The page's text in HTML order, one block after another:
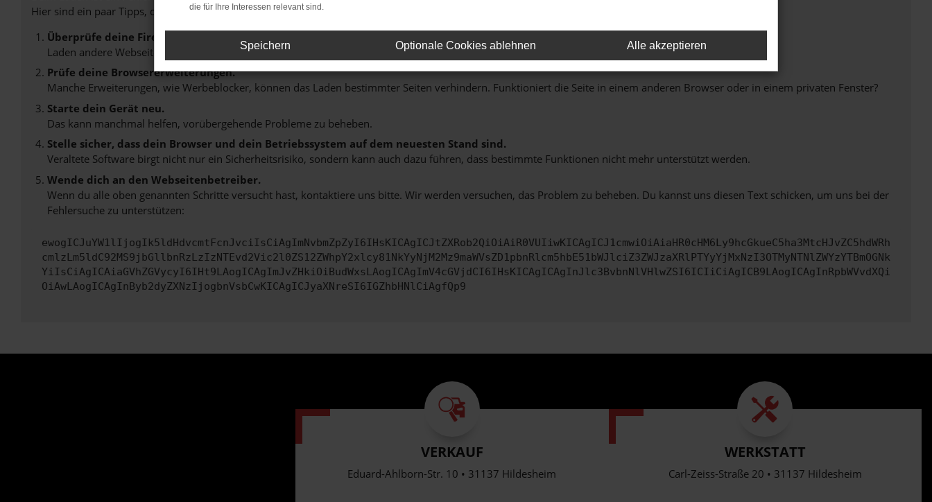
Hier sind ein paar Tipps, die dir helfen können:
Überprüfe deine Firewall und deine Internetverbindung.
Laden andere Webseiten, zum Beispiel deine Suchmaschine?
Prüfe deine Browsererweiterungen.
Manche Erweiterungen, wie Werbeblocker, können das Laden bestimmter Seiten verhindern. Funktioniert die Seite in einem anderen Browser oder in einem privaten Fenster?
Starte dein Gerät neu.
Das kann manchmal helfen, vorübergehende Probleme zu beheben.
Stelle sicher, dass dein Browser und dein Betriebssystem auf dem neuesten Stand sind.
Veraltete Software birgt nicht nur ein Sicherheitsrisiko, sondern kann auch dazu führen, dass bestimmte Funktionen nicht mehr unterstützt werden.
Wende dich an den Webseitenbetreiber.
Wenn du alle oben genannten Schritte versucht hast, kontaktiere uns bitte. Wir werden versuchen, das Problem zu beheben. Du kannst uns diesen Text schicken, um uns bei der
Fehlersuche zu unterstützen:
ewogICJuYW1lIjogIk5ldHdvcmtFcnJvciIsCiAgImNvbmZpZyI6IHsKICAgICJtZXRob2QiOiAiR0VUIiwKICAgICJ1cmwiOiAiaHR0cHM6Ly9hcGkueC5ha3MtcHJvZC5hdWRh
cmlzLm5ldC92MS9jbGllbnRzLzIzNTEvd2Vic2l0ZS12ZWhpY2xlcy81NkYyNjM2Mz9maWVsZD1pbnRlcm5hbE51bWJlciZ3ZWJzaXRlPTYyYjMxNzI3OTMyNTNlZWYzYTBmOGNk
YiIsCiAgICAiaGVhZGVycyI6IHt9LAogICAgImJvZHkiOiBudWxsLAogICAgImV4cGVjdCI6IHsKICAgICAgInJlc3BvbnNlVHlwZSI6ICIiCiAgICB9LAogICAgInRpbWVvdXQi
OiAwLAogICAgInByb2dyZXNzIjogbnVsbCwKICAgICJyaXNreSI6IGZhbHNlCiAgfQp9
VERKAUF
Eduard-Ahlborn-Str. 10 • 31137 Hildesheim
WERKSTATT
Carl-Zeiss-Straße 20 • 31137 Hildesheim
die für Ihre Interessen relevant sind.
Speichern Optionale Cookies ablehnen Alle akzeptieren